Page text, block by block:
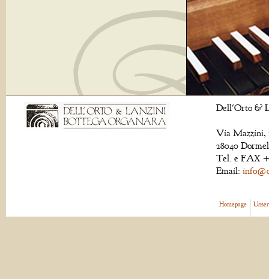
Dell'Orto &
Via Mazzini,
28040
Tel. e FAX
Email:
Homepage